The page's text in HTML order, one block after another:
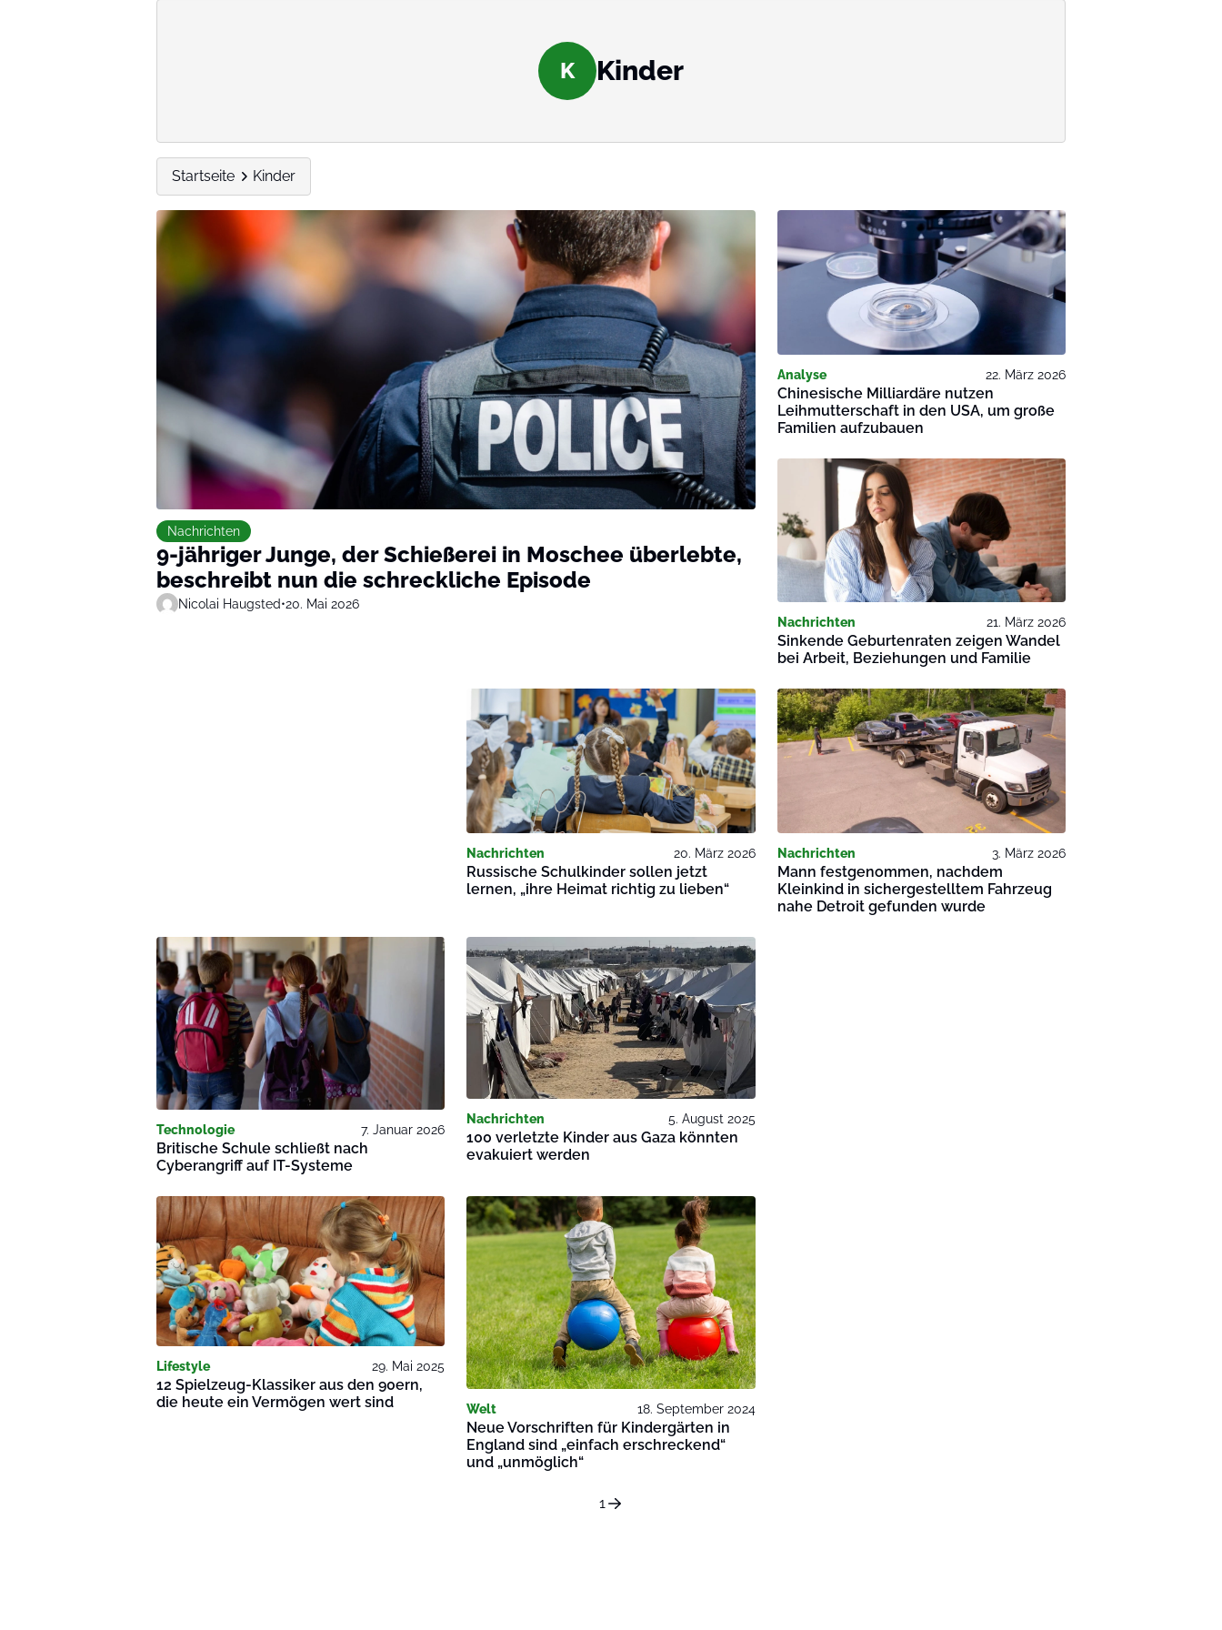
K Kinder
Startseite Kinder
Nachrichten
9-jähriger Junge, der Schießerei in Moschee überlebte,
beschreibt nun die schreckliche Episode
Nicolai Haugsted•20. Mai 2026
Analyse 22. März 2026
Chinesische Milliardäre nutzen
Leihmutterschaft in den USA, um große
Familien aufzubauen
Nachrichten 21. März 2026
Sinkende Geburtenraten zeigen Wandel
bei Arbeit, Beziehungen und Familie
Nachrichten 20. März 2026
Russische Schulkinder sollen jetzt
lernen, „ihre Heimat richtig zu lieben“
Nachrichten 3. März 2026
Mann festgenommen, nachdem
Kleinkind in sichergestelltem Fahrzeug
nahe Detroit gefunden wurde
Technologie 7. Januar 2026
Britische Schule schließt nach
Cyberangriff auf IT-Systeme
Nachrichten 5. August 2025
100 verletzte Kinder aus Gaza könnten
evakuiert werden
Lifestyle 29. Mai 2025
12 Spielzeug-Klassiker aus den 90ern,
die heute ein Vermögen wert sind
Welt 18. September 2024
Neue Vorschriften für Kindergärten in
England sind „einfach erschreckend“
und „unmöglich“
1